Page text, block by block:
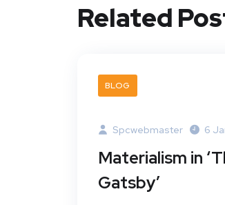
Related
BLOG
Spcwebmaster 6
Materialism in
Gatsby’